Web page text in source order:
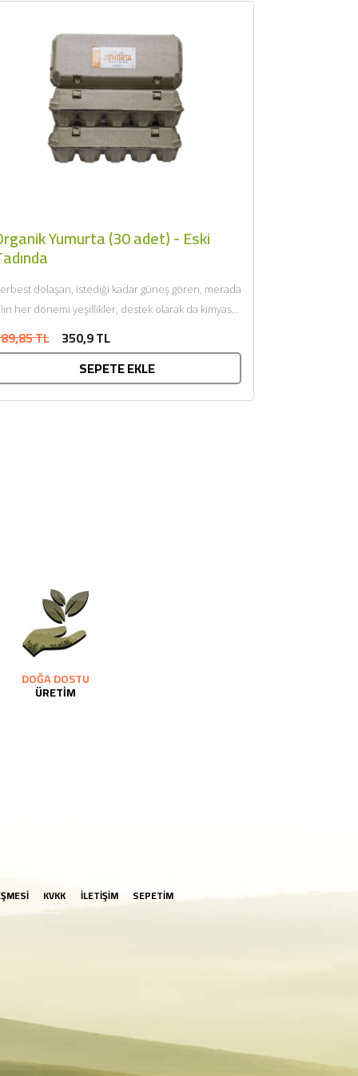
Yumurta (30 adet) - Eski
dolaşan, istediği kadar güneş gören, merada
her dönemi yeşillikler, destek olarak da kimyasal
TL 350,9 TL
SEPETE EKLE
DOĞA DOSTU
ÜRETİM
KVKK İLETİŞİM SEPETİM